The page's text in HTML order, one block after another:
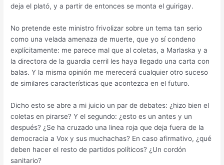
deja el plató, y a partir de entonces se monta el guirigay.
No pretende este ministro frivolizar sobre un tema tan serio
como una velada amenaza de muerte, que yo sí condeno
explícitamente: me parece mal que al coletas, a Marlaska y a
la directora de la guardia cerril les haya llegado una carta con
balas. Y la misma opinión me merecerá cualquier otro suceso
de similares características que acontezca en el futuro.
Dicho esto se abre a mi juicio un par de debates: ¿hizo bien el
coletas en pirarse? Y el segundo: ¿esto es un antes y un
después? ¿Se ha cruzado una linea roja que deja fuera de la
democracia a Vox y sus muchachas? En caso afirmativo, ¿qué
deben hacer el resto de partidos políticos? ¿Un cordón
sanitario?